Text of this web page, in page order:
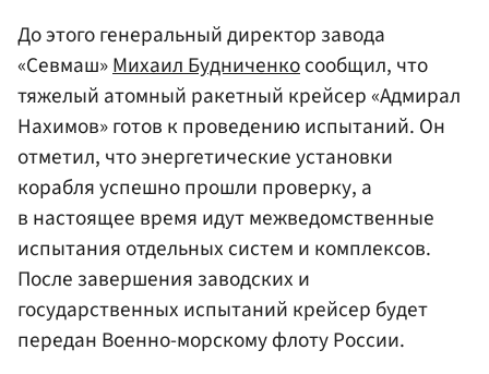
До этого генеральный директор завода
«Севмаш»Михаил Будниченкосообщил, что
тяжелый атомный ракетный крейсер «Адмирал
Нахимов» готов к проведению испытаний. Он
отметил, что энергетические установки
корабля успешно прошли проверку, а
в настоящее время идут межведомственные
испытания отдельных систем и комплексов.
После завершения заводских и
государственных испытаний крейсер будет
передан Военно-морскому флоту России.